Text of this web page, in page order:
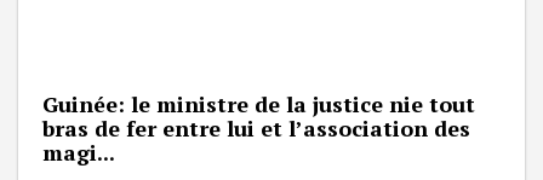
Guinée: le ministre de la justice nie tout
bras de fer entre lui et l’association des
magi...